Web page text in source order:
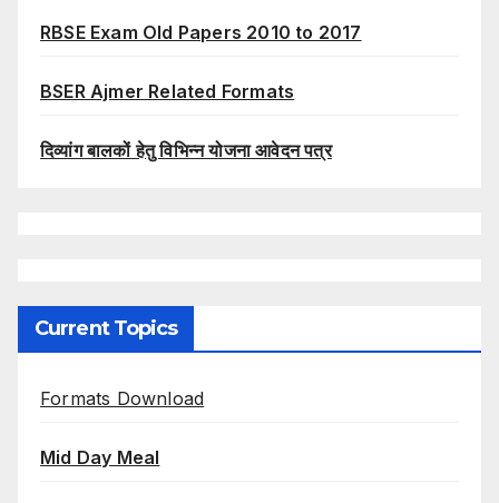
RBSE Exam Old Papers 2010 to 2017
BSER Ajmer Related Formats
दिव्यांग बालकों हेतु विभिन्न योजना आवेदन पत्र
Current Topics
Formats Download
Mid Day Meal